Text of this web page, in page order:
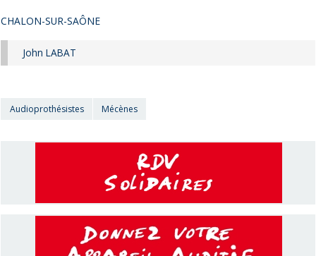
CHALON-SUR-SAÔNE
John LABAT
Audioprothésistes Mécènes